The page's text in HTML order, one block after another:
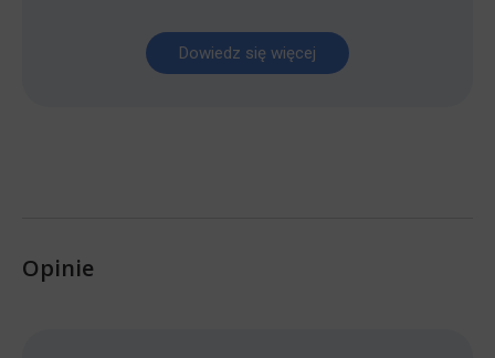
Dowiedz się więcej
Opinie